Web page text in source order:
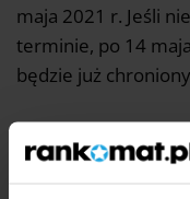
maja 2021 r. Jeśli
terminie, po 14
będzie już